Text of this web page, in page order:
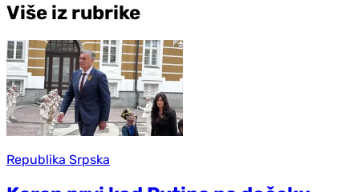
Više iz rubrike
Republika Srpska